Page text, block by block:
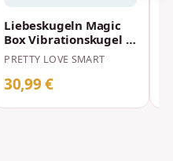
Liebeskugeln Magic
Box Vibrationskugel &
Rosa Stimulator
PRETTY LOVE SMART
30,99 €